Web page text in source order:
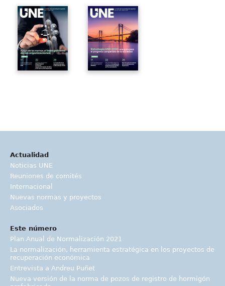
Actualidad
Noticias UNE
Reuniones de comités
Internacional
Nuevas normas y proyectos
Asociados
Este número
Plan Anual de Normalización 2021
La normalización, herramienta estratégica en los proyectos de
recuperación económica
Entrevista a Andreu Puñet
Nueva versión de la norma de pozos de registro de hormigón